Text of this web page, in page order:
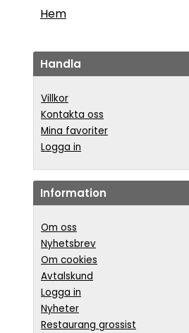
Hem
Handla
Villkor
Kontakta oss
Mina favoriter
Logga in
Information
Om oss
Nyhetsbrev
Om cookies
Avtalskund
Logga in
Nyheter
Restaurang grossist